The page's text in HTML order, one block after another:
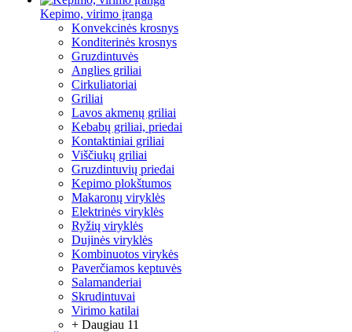
Kepimo, virimo įranga
Konvekcinės krosnys
Konditerinės krosnys
Gruzdintuvės
Anglies griliai
Cirkuliatoriai
Griliai
Lavos akmenų griliai
Kebabų griliai, priedai
Kontaktiniai griliai
Viščiukų griliai
Gruzdintuvių priedai
Kepimo plokštumos
Makaronų viryklės
Elektrinės viryklės
Ryžių viryklės
Dujinės viryklės
Kombinuotos virykės
Paverčiamos keptuvės
Salamanderiai
Skrudintuvai
Virimo katilai
+ Daugiau 11